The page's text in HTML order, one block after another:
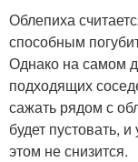
Облепиха
способным
Однако на самом
подходящих
сажать рядом с
будет пустовать,
этом не снизится.